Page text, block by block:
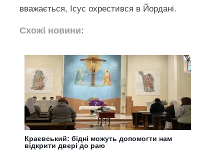
вважається, Ісус охрестився в Йордані.
Схожі новини:
Краєвський: бідні можуть допомогти нам
відкрити двері до раю